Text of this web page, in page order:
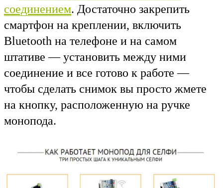
соединением. Достаточно закрепить
смартфон на креплении, включить
Bluetooth на телефоне и на самом
штативе — установить между ними
соединение и все готово к работе —
чтобы сделать снимок вы просто жмете
на кнопку, расположенную на ручке
монопода.